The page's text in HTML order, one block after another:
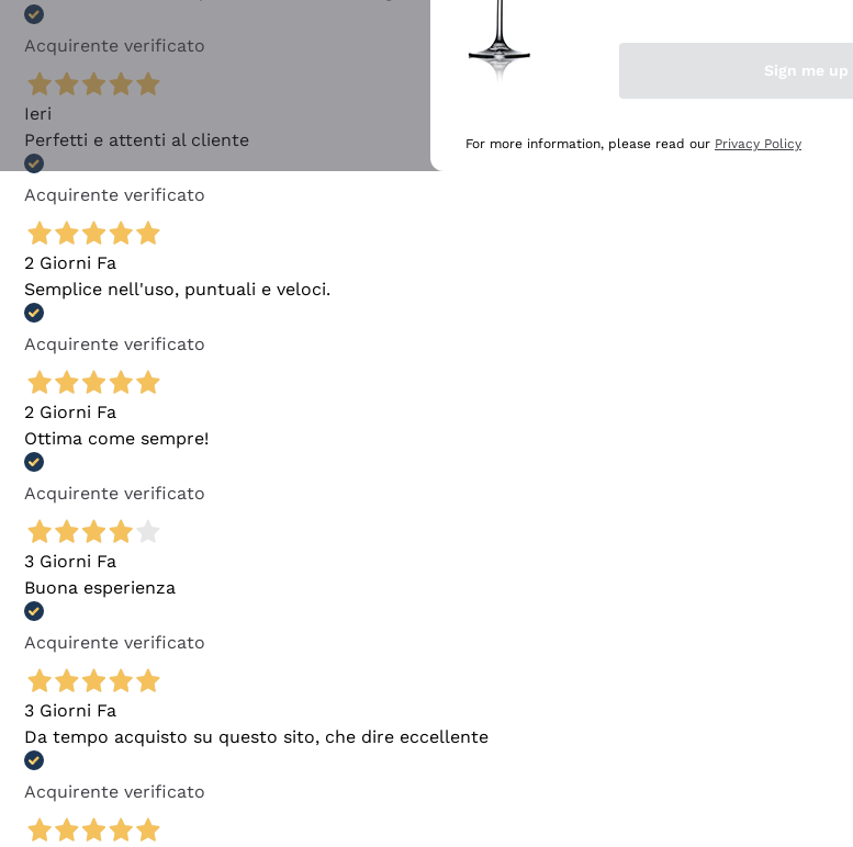
Acquirente verificato
Ieri
Perfetti e attenti al cliente
Acquirente verificato
2 Giorni Fa
Semplice nell'uso, puntuali e veloci.
Acquirente verificato
2 Giorni Fa
Ottima come sempre!
Acquirente verificato
3 Giorni Fa
Buona esperienza
Acquirente verificato
3 Giorni Fa
Da tempo acquisto su questo sito, che dire eccellente
Acquirente verificato
Sign me up
For more information, please read our Privacy Policy